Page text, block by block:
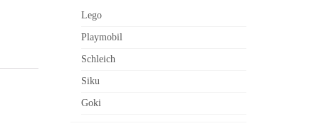
Lego
Playmobil
Schleich
Siku
Goki